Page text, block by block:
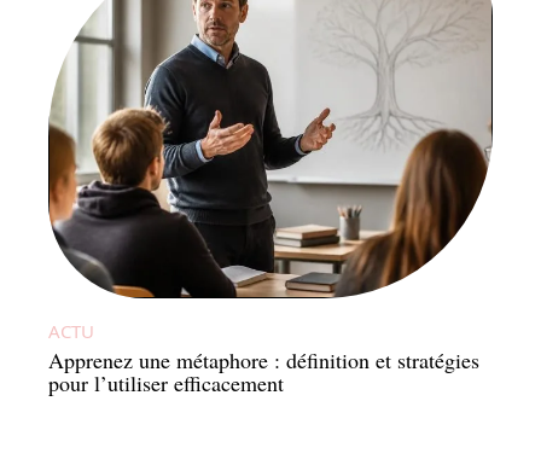
ACTU
Apprenez une métaphore : définition et stratégies
pour l’utiliser efficacement